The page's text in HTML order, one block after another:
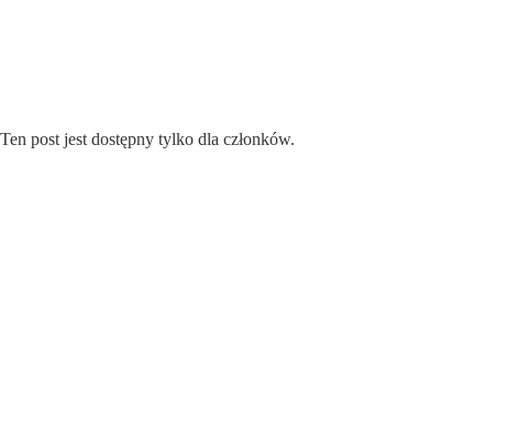
Ten post jest dostępny tylko dla członków.